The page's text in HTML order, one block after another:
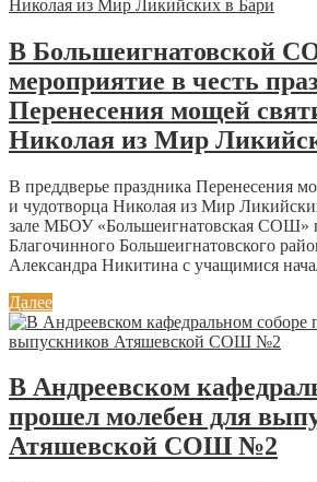
В Большеигнатовской
мероприятие в честь
Перенесения мощей
Николая из Мир
В преддверье праздника Перенесения
и чудотворца Николая из Мир
зале МБОУ «Большеигнатовская СОШ»
Благочинного Большеигнатовского
Александра Никитина с учащимися
Далее
В Андреевском
прошел молебен для
Атяшевской СОШ №2